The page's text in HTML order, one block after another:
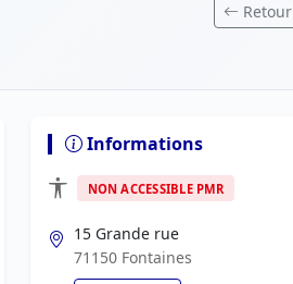
Retour
Informations
NON ACCESSIBLE PMR
15 Grande rue
71150 Fontaines